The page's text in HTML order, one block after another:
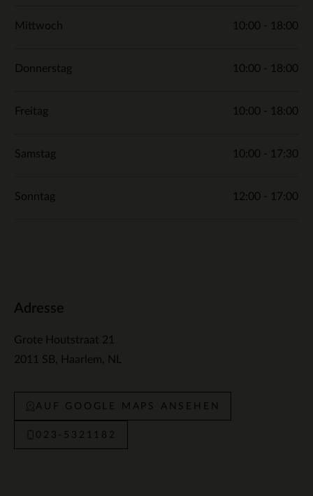
Mittwoch 10:00 - 18:00
Donnerstag 10:00 - 18:00
Freitag 10:00 - 18:00
Samstag 10:00 - 17:30
Sonntag 12:00 - 17:00
Adresse
Grote Houtstraat 21
2011 SB
Haarlem NL
AUF GOOGLE MAPS ANSEHEN
023-5321182